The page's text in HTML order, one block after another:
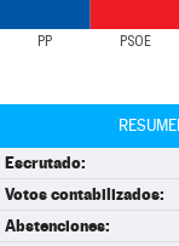
PP PSOE
Escrutado:
Votos contabilizados:
Abstenciones: